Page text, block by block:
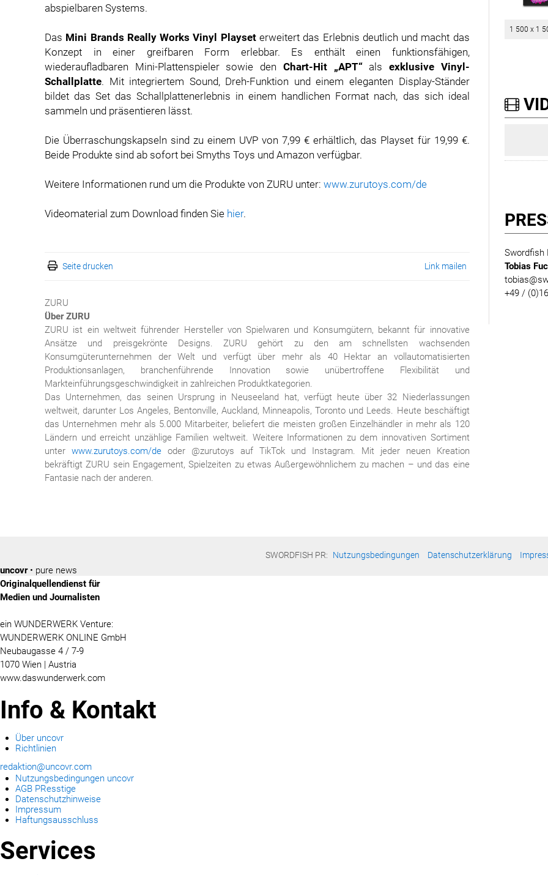
abspielbaren Systems.
Das Mini Brands Really Works Vinyl Playseterweitert das Erlebnis deutlich und macht das
Konzept in einer greifbaren Form erlebbar. Es enthält einen funktionsfähigen,
wiederaufladbaren Mini-Plattenspieler sowie den Chart-Hit „APT“als exklusive Vinyl-
Schallplatte. Mit integriertem Sound, Dreh-Funktion und einem eleganten Display-Ständer
bildet das Set das Schallplattenerlebnis in einem handlichen Format nach, das sich ideal
sammeln und präsentieren lässt.
Die Überraschungskapseln sind zu einem UVP von 7,99 € erhältlich, das Playset für 19,99 €.
Beide Produkte sind ab sofort bei Smyths Toys und Amazon verfügbar.
Weitere Informationen rund um die Produkte von ZURU unter: www.zurutoys.com/de
Videomaterial zum Download finden Sie hier.
Seite drucken Link mailen
ZURU
Über ZURU
ZURU ist ein weltweit führender Hersteller von Spielwaren und Konsumgütern, bekannt für innovative
Ansätze und preisgekrönte Designs. ZURU gehört zu den am schnellsten wachsenden
Konsumgüterunternehmen der Welt und verfügt über mehr als 40 Hektar an vollautomatisierten
Produktionsanlagen, branchenführende Innovation sowie unübertroffene Flexibilität und
Markteinführungsgeschwindigkeit in zahlreichen Produktkategorien.
Das Unternehmen, das seinen Ursprung in Neuseeland hat, verfügt heute über 32 Niederlassungen
weltweit, darunter Los Angeles, Bentonville, Auckland, Minneapolis, Toronto und Leeds. Heute beschäftigt
das Unternehmen mehr als 5.000 Mitarbeiter, beliefert die meisten großen Einzelhändler in mehr als 120
Ländern und erreicht unzählige Familien weltweit. Weitere Informationen zu dem innovativen Sortiment
unter www.zurutoys.com/deoder @zurutoys auf TikTok und Instagram. Mit jeder neuen Kreation
bekräftigt ZURU sein Engagement, Spielzeiten zu etwas Außergewöhnlichem zu machen – und das eine
Fantasie nach der anderen.
1 500 x 1
Swordfish
Tobias
+49 /
SWORDFISH PR: Nutzungsbedingungen Datenschutzerklärung
uncovr• pure news
Originalquellendienst für
Medien und Journalisten
ein WUNDERWERK Venture:
WUNDERWERK ONLINE GmbH
Neubaugasse 4 / 7-9
1070 Wien | Austria
www.daswunderwerk.com
Info & Kontakt
Über uncovr
Richtlinien
redaktion@uncovr.com
Nutzungsbedingungen uncovr
AGB PResstige
Datenschutzhinweise
Impressum
Haftungsausschluss
Services